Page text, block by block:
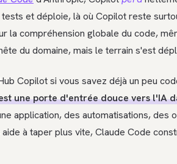
et déploie, là où Copilot reste
la compréhension globale du code,
du domaine, mais le terrain s'est
Copilot si vous savez déjà un peu
une porte d'entrée douce vers l'IA
application, des automatisations,
à taper plus vite, Claude Code